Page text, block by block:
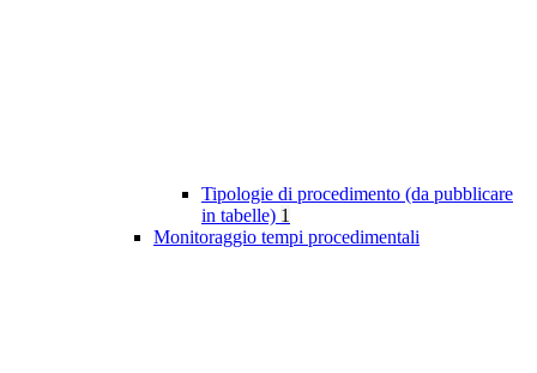
Tipologie di procedimento (da pubblicare
in tabelle) 1
Monitoraggio tempi procedimentali